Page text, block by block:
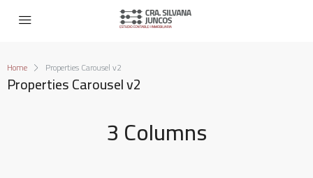
Home Properties Carousel v2
Properties Carousel v2
3 Columns